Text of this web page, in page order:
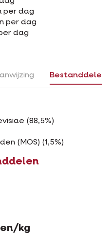
per dag
per dag
dag
Bestanddelen
(88,5%)
(MOS) (1,5%)
kg